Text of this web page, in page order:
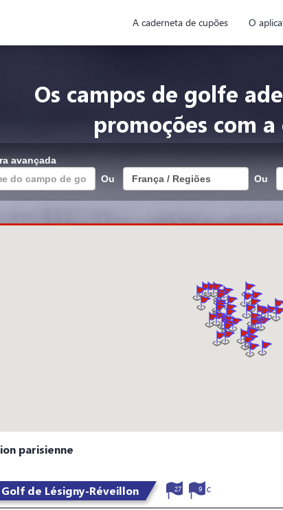
A caderneta de cupões O
Os campos de golfe
promoções com
avançada
Ou
parisienne
Golf de Lésigny-Réveillon 27 9